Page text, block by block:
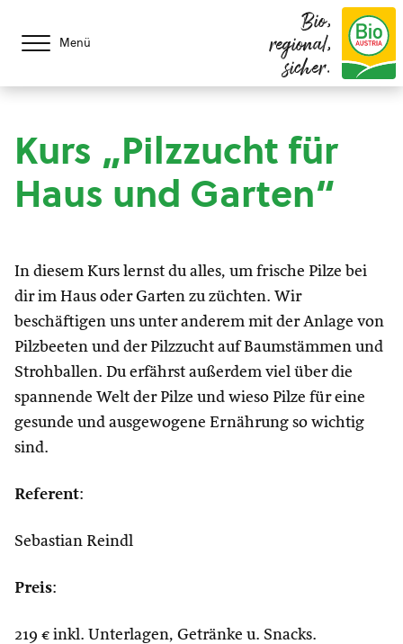
Menü
Bio,
regional,
sicher.
Kurs „Pilzzucht für
Haus und Garten“
In diesem Kurs lernst du alles, um frische Pilze bei
dir im Haus oder Garten zu züchten. Wir
beschäftigen uns unter anderem mit der Anlage von
Pilzbeeten und der Pilzzucht auf Baumstämmen und
Strohballen. Du erfährst außerdem viel über die
spannende Welt der Pilze und wieso Pilze für eine
gesunde und ausgewogene Ernährung so wichtig
sind.
Referent:
Sebastian Reindl
Preis:
219 € inkl. Unterlagen, Getränke u. Snacks.